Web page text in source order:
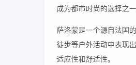
成为都市时尚的选择之一
萨洛蒙是一个源自法国
徒步等户外活动中表现
适应性和舒适性。